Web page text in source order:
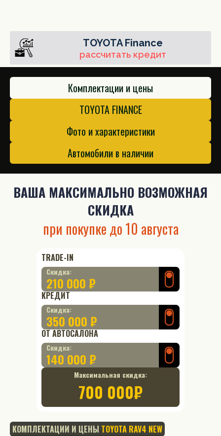
TOYOTA Finance
рассчитать кредит
Комплектации и цены
TOYOTA FINANCE
Фото и характеристики
Автомобили в наличии
ВАША МАКСИМАЛЬНО ВОЗМОЖНАЯ
СКИДКА
при покупке до10 августа
TRADE-IN
Скидка:
210 000 ₽
КРЕДИТ
Скидка:
350 000 ₽
ОТ АВТОСАЛОНА
Скидка:
140 000 ₽
Максимальная скидка:
700 000₽
КОМПЛЕКТАЦИИ И ЦЕНЫ TOYOTA RAV4 NEW